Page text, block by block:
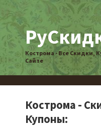
Кострома - Все Скидки,
Сайте
Кострома -
Купоны: